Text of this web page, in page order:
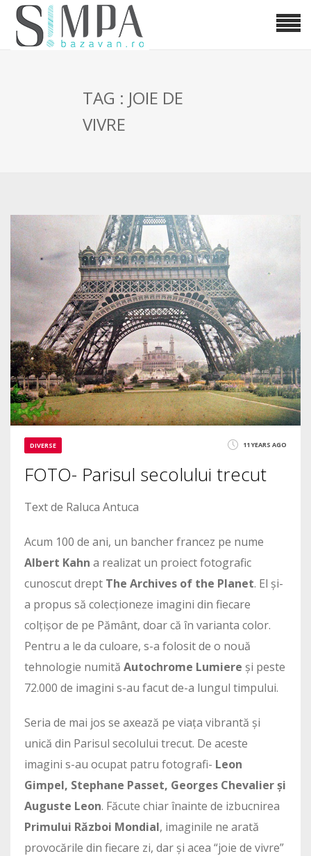
TAG : JOIE DE
VIVRE
DIVERSE 11 YEARS AGO
FOTO- Parisul secolului trecut
Text de Raluca Antuca
Acum 100 de ani, un bancher francez pe nume
Albert Kahn a realizat un proiect fotografic
cunoscut drept The Archives of the Planet. El și-
a propus să colecționeze imagini din fiecare
colțișor de pe Pământ, doar că în varianta color.
Pentru a le da culoare, s-a folosit de o nouă
tehnologie numită Autochrome Lumiere și peste
72.000 de imagini s-au facut de-a lungul timpului.
Seria de mai jos se axează pe viața vibrantă și
unică din Parisul secolului trecut. De aceste
imagini s-au ocupat patru fotografi- Leon
Gimpel, Stephane Passet, Georges Chevalier și
Auguste Leon. Făcute chiar înainte de izbucnirea
Primului Război Mondial, imaginile ne arată
provocările din fiecare zi, dar și acea “joie de vivre”